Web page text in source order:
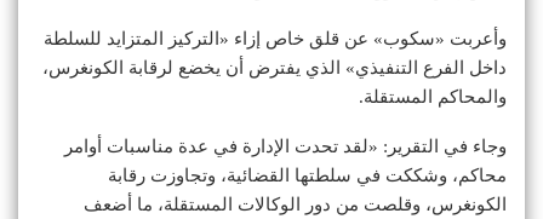
وأعربت «سكوب» عن قلق خاص إزاء «التركيز المتزايد للسلطة
داخل الفرع التنفيذي» الذي يفترض أن يخضع لرقابة الكونغرس،
والمحاكم المستقلة.
وجاء في التقرير: «لقد تحدت الإدارة في عدة مناسبات أوامر
محاكم، وشككت في سلطتها القضائية، وتجاوزت رقابة
الكونغرس، وقلصت من دور الوكالات المستقلة، ما أضعف